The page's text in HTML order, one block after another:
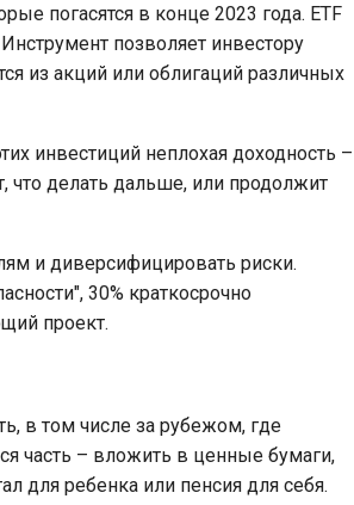
погасятся в конце 2023 года. ETF
позволяет инвестору
из акций или облигаций различных
инвестиций неплохая доходность –
что делать дальше, или продолжит
и диверсифицировать риски.
30% краткосрочно
проект.
в том числе за рубежом, где
часть – вложить в ценные бумаги,
для ребенка или пенсия для себя.